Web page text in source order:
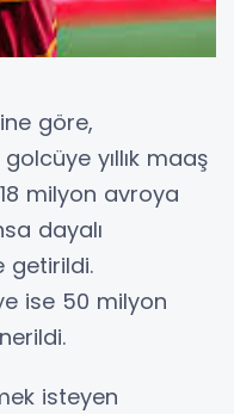
göre,
yıllık maaş
milyon avroya
dayalı
getirildi.
ise 50 milyon
isteyen